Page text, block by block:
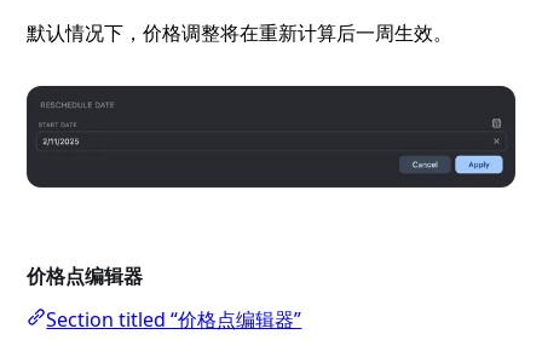
默认情况下，价格调整将在重新计算后一周生效。
价格点编辑器
Section titled “价格点编辑器”